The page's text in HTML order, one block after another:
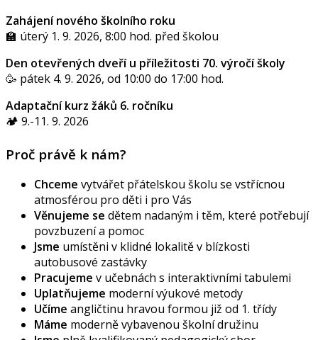
Zahájení nového školního roku
🏫 úterý 1. 9. 2026, 8:00 hod. před školou
Den otevřených dveří u příležitosti 70. výročí školy
🥳 pátek 4. 9. 2026, od 10:00 do 17:00 hod.
Adaptační kurz žáků 6. ročníku
🏕️ 9.-11. 9. 2026
Proč právě k nám?
Chceme vytvářet přátelskou školu se vstřícnou
atmosférou pro děti i pro Vás
Věnujeme se dětem nadaným i těm, které potřebují
povzbuzení a pomoc
Jsme umístěni v klidné lokalitě v blízkosti
autobusové zastávky
Pracujeme v učebnách s interaktivními tabulemi
Uplatňujeme moderní výukové metody
Učíme angličtinu hravou formou již od 1. třídy
Máme moderně vybavenou školní družinu